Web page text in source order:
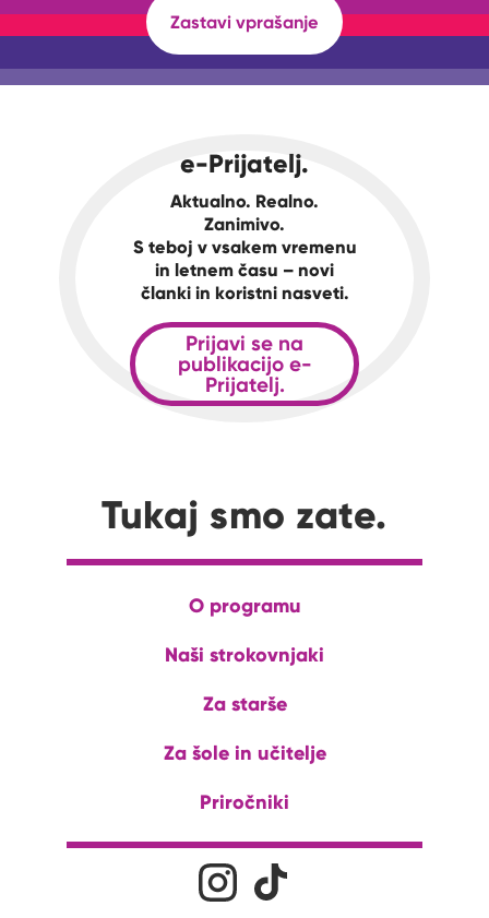
Zastavi vprašanje
e-Prijatelj.
Aktualno. Realno.
Zanimivo.
S teboj v vsakem vremenu
in letnem času – novi
članki in koristni nasveti.
Prijavi se na
publikacijo e-
Prijatelj.
Tukaj smo zate.
O programu
Naši strokovnjaki
Za starše
Za šole in učitelje
Priročniki
Družabna omrežjaNa naš Instagram profil